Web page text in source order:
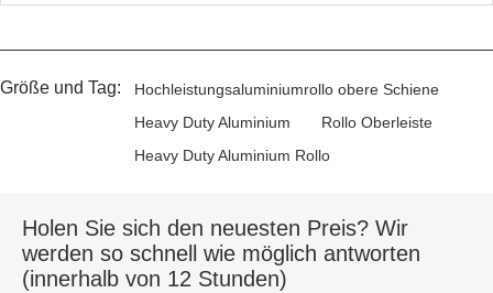
Größe und Tag:
Hochleistungsaluminiumrollo obere Schiene
Heavy Duty Aluminium
Rollo Oberleiste
Heavy Duty Aluminium Rollo
Holen Sie sich den neuesten Preis? Wir
werden so schnell wie möglich antworten
(innerhalb von 12 Stunden)